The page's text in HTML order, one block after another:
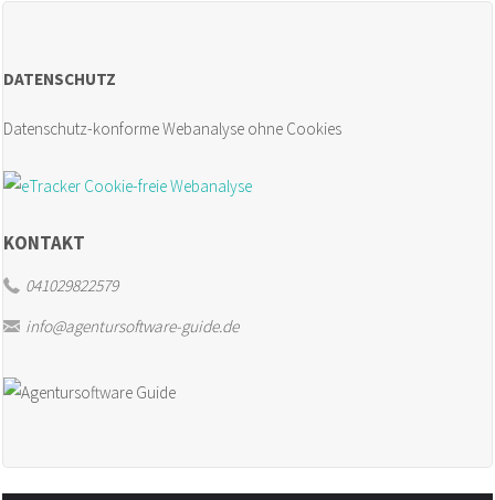
DATENSCHUTZ
Datenschutz-konforme Webanalyse ohne Cookies
KONTAKT
041029822579
info@agentursoftware-guide.de